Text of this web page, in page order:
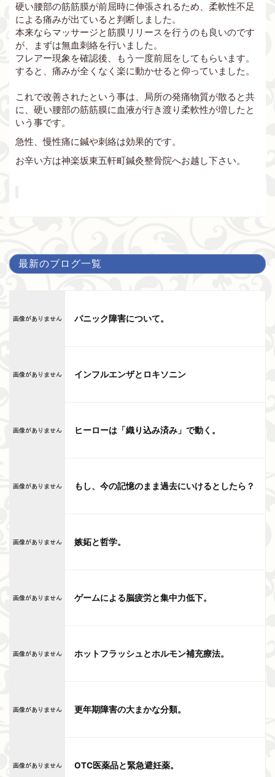
硬い腰部の筋筋膜が前屈時に伸張されるため、柔軟性不足
による痛みが出ていると判断しました。
本来ならマッサージと筋膜リリースを行うのも良いのです
が、まずは無血刺絡を行いました。
フレアー現象を確認後、もう一度前屈をしてもらいます。
すると、痛みが全くなく楽に動かせると仰っていました。
これで改善されたという事は、局所の発痛物質が散ると共
に、硬い腰部の筋筋膜に血液が行き渡り柔軟性が増したと
いう事です。
急性、慢性痛に鍼や刺絡は効果的です。
お辛い方は神楽坂東五軒町鍼灸整骨院へお越し下さい。
最新のブログ一覧
パニック障害について。
インフルエンザとロキソニン
ヒーローは「織り込み済み」で動く。
もし、今の記憶のまま過去にいけるとしたら？
嫉妬と哲学。
ゲームによる脳疲労と集中力低下。
ホットフラッシュとホルモン補充療法。
更年期障害の大まかな分類。
OTC医薬品と緊急避妊薬。